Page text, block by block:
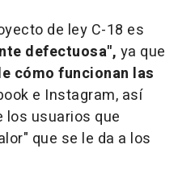
de ley C-18 es
defectuosa", ya que
cómo funcionan las
e Instagram, así
usuarios que
que se le da a los